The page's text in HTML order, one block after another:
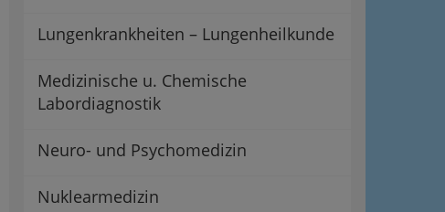
Lungenkrankheiten – Lungenheilkunde
Medizinische u. Chemische
Labordiagnostik
Neuro- und Psychomedizin
Nuklearmedizin